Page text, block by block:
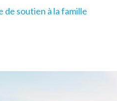
de soutien à la famille